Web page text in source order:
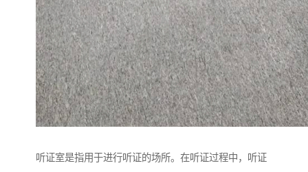
听证室是指用于进行听证的场所。在听证过程中，听证